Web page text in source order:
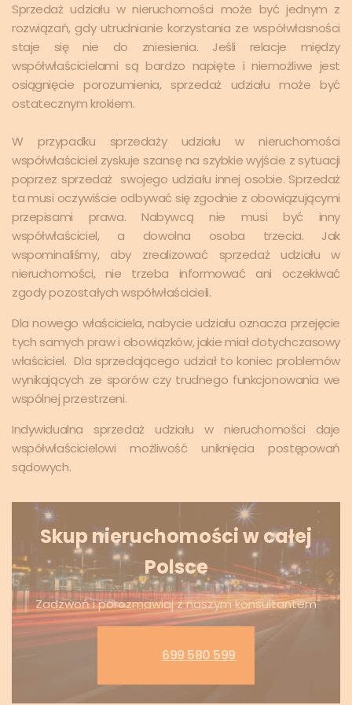
Sprzedaż udziału w nieruchomości może być jednym z
rozwiązań, gdy utrudnianie korzystania ze współwłasności
staje się nie do zniesienia. Jeśli relacje między
współwłaścicielami są bardzo napięte i niemożliwe jest
osiągnięcie porozumienia, sprzedaż udziału może być
ostatecznym krokiem.
W przypadku sprzedaży udziału w nieruchomości
współwłaściciel zyskuje szansę na szybkie wyjście z sytuacji
poprzez sprzedaż swojego udziału innej osobie. Sprzedaż
ta musi oczywiście odbywać się zgodnie z obowiązującymi
przepisami prawa. Nabywcą nie musi być inny
współwłaściciel, a dowolna osoba trzecia. Jak
wspominaliśmy, aby zrealizować sprzedaż udziału w
nieruchomości, nie trzeba informować ani oczekiwać
zgody pozostałych współwłaścicieli.
Dla nowego właściciela, nabycie udziału oznacza przejęcie
tych samych praw i obowiązków, jakie miał dotychczasowy
właściciel. Dla sprzedającego udział to koniec problemów
wynikających ze sporów czy trudnego funkcjonowania we
wspólnej przestrzeni.
Indywidualna sprzedaż udziału w nieruchomości daje
współwłaścicielowi możliwość uniknięcia postępowań
sądowych.
Skup nieruchomości w całej
Polsce
Zadzwoń i porozmawiaj z naszym konsultantem
699 580 599